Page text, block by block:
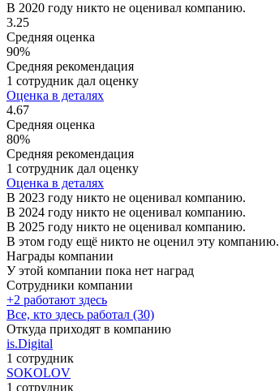
В 2020 году никто не оценивал компанию.
3.25
Средняя оценка
90%
Средняя рекомендация
1 сотрудник дал оценку
Оценка в деталях
4.67
Средняя оценка
80%
Средняя рекомендация
1 сотрудник дал оценку
Оценка в деталях
В 2023 году никто не оценивал компанию.
В 2024 году никто не оценивал компанию.
В 2025 году никто не оценивал компанию.
В этом году ещё никто не оценил эту компанию.
Награды компании
У этой компании пока нет наград
Сотрудники компании
+2 работают здесь
Все, кто здесь работал (30)
Откуда приходят в компанию
is.Digital
1 сотрудник
SOKOLOV
1 сотрудник